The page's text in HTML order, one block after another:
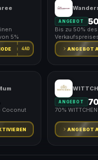
5%
4AD
ANGEBOT
Bis zu 50% des
ANGEBOT
Coconut
ANGEBOT
70%
ANGEBOT